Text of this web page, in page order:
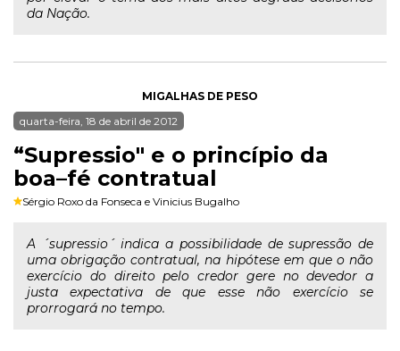
da Nação.
MIGALHAS DE PESO
quarta-feira, 18 de abril de 2012
“Supressio" e o princípio da
boa–fé contratual
Sérgio Roxo da Fonseca e Vinicius Bugalho
A ´supressio´ indica a possibilidade de supressão de
uma obrigação contratual, na hipótese em que o não
exercício do direito pelo credor gere no devedor a
justa expectativa de que esse não exercício se
prorrogará no tempo.